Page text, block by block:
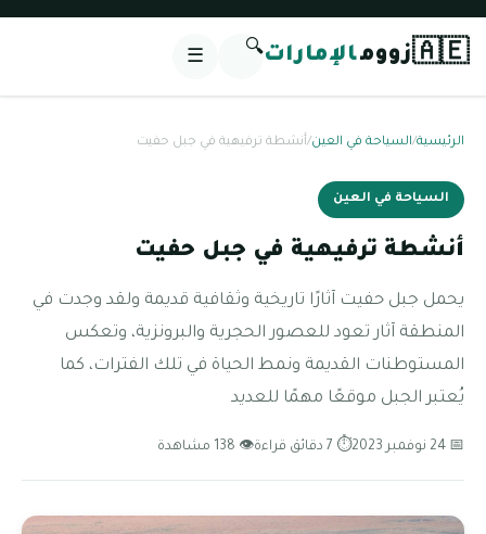
🇦🇪زوومالإمارات🔍
☰
الرئيسية/السياحة في العين/أنشطة ترفيهية في جبل حفيت
السياحة في العين
أنشطة ترفيهية في جبل حفيت
يحمل جبل حفيت آثارًا تاريخية وثقافية قديمة ولقد وجدت في
المنطقة آثار تعود للعصور الحجرية والبرونزية، وتعكس
المستوطنات القديمة ونمط الحياة في تلك الفترات، كما
يُعتبر الجبل موقعًا مهمًا للعديد
📅 24 نوفمبر 2023 ⏱ 7 دقائق قراءة 👁 138 مشاهدة